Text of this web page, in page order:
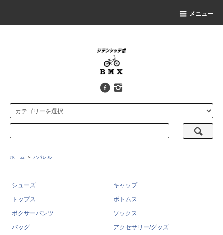
メニュー
ホーム > アパレル
シューズ
キャップ
トップス
ボトムス
ボクサーパンツ
ソックス
バッグ
アクセサリー/グッズ